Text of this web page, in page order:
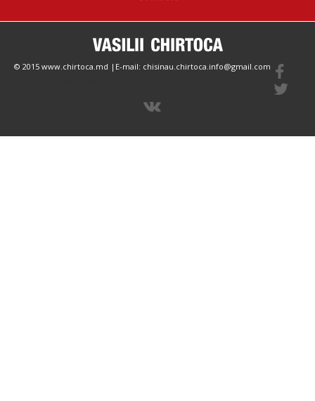
© 2015 www.chirtoca.md |E-mail: chisinau.chirtoca.info@gmail.com